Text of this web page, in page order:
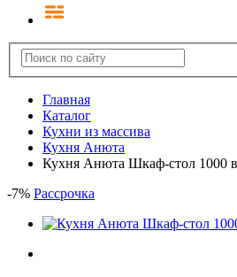
Главная
Каталог
Кухни из массива
Кухня Анюта
Кухня Анюта Шкаф-стол 1000 в
-7% Рассрочка